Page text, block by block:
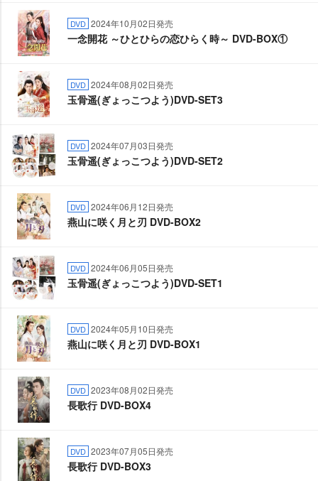
DVD 2024年10月02日発売
一念開花 ～ひとひらの恋ひらく時～ DVD-BOX①
DVD 2024年08月02日発売
玉骨遥(ぎょっこつよう)DVD-SET3
DVD 2024年07月03日発売
玉骨遥(ぎょっこつよう)DVD-SET2
DVD 2024年06月12日発売
燕山に咲く月と刃 DVD-BOX2
DVD 2024年06月05日発売
玉骨遥(ぎょっこつよう)DVD-SET1
DVD 2024年05月10日発売
燕山に咲く月と刃 DVD-BOX1
DVD 2023年08月02日発売
長歌行 DVD-BOX4
DVD 2023年07月05日発売
長歌行 DVD-BOX3